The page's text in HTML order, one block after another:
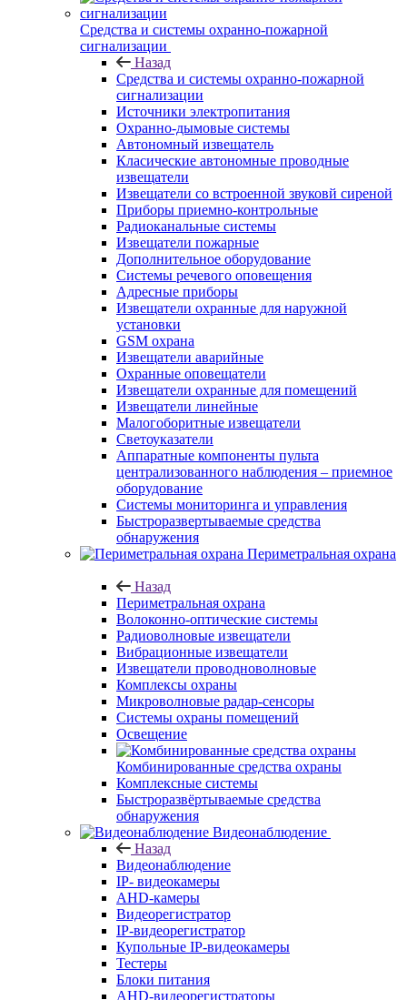
Средства и системы охранно-пожарной
сигнализации
Назад
Средства и системы охранно-пожарной
сигнализации
Источники электропитания
Охранно-дымовые системы
Автономный извещатель
Класические автономные проводные
извещатели
Извещатели со встроенной звуковй сиреной
Приборы приемно-контрольные
Радиоканальные системы
Извещатели пожарные
Дополнительное оборудование
Системы речевого оповещения
Адресные приборы
Извещатели охранные для наружной
установки
GSM охрана
Извещатели аварийные
Охранные оповещатели
Извещатели охранные для помещений
Извещатели линейные
Малогоборитные извещатели
Светоуказатели
Аппаратные компоненты пульта
централизованного наблюдения – приемное
оборудование
Системы мониторинга и управления
Быстроразвертываемые средства
обнаружения
Периметральная охрана
Назад
Периметральная охрана
Волоконно-оптические системы
Радиоволновые извещатели
Вибрационные извещатели
Извещатели проводноволновые
Комплексы охраны
Микроволновые радар-сенсоры
Системы охраны помещений
Освещение
Комбинированные средства охраны
Комплексные системы
Быстроразвёртываемые средства
обнаружения
Видеонаблюдение
Назад
Видеонаблюдение
IP- видеокамеры
AHD-камеры
Видеорегистратор
IP-видеорегистратор
Купольные IP-видеокамеры
Тестеры
Блоки питания
AHD-видеорегистраторы